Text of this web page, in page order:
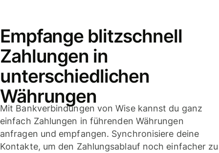
Empfange blitzschnell
Zahlungen in
unterschiedlichen
Währungen
Mit Bankverbindungen von Wise kannst du ganz
einfach Zahlungen in führenden Währungen
anfragen und empfangen. Synchronisiere deine
Kontakte, um den Zahlungsablauf noch einfacher zu